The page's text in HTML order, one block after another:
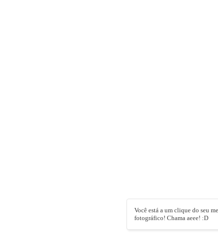
Você está a um clique do seu
fotográfico! Chama aeee! :D